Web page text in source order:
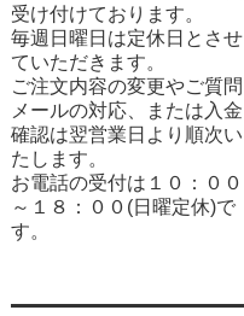
受け付けております。
毎週日曜日は定休日とさせ
ていただきます。
ご注文内容の変更やご質問
メールの対応、または入金
確認は翌営業日より順次い
たします。
お電話の受付は１０：００
～１８：００(日曜定休)で
す。